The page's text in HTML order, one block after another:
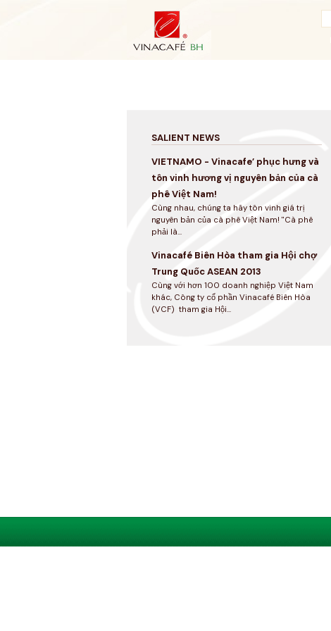
SALIENT NEWS
VIETNAMO - Vinacafe’ phục hưng và
tôn vinh hương vị nguyên bản của cà
phê Việt Nam!
Cùng nhau, chúng ta hãy tôn vinh giá trị
nguyên bản của cà phê Việt Nam! "Cà phê
phải là...
Vinacafé Biên Hòa tham gia Hội chợ
Trung Quốc ASEAN 2013
Cùng với hơn 100 doanh nghiệp Việt Nam
khác, Công ty cổ phần Vinacafé Biên Hòa
(VCF) tham gia Hội...